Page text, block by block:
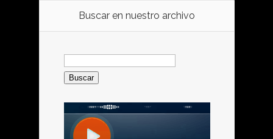
Buscar en nuestro archivo
Buscar: